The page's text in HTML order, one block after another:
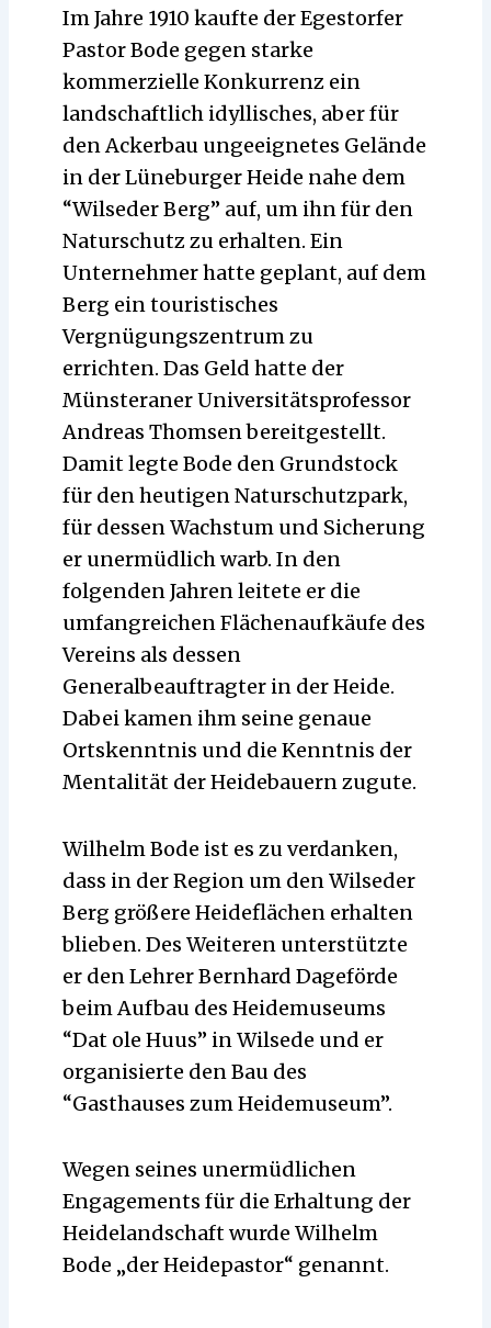
Im Jahre 1910 kaufte der Egestorfer
Pastor Bode gegen starke
kommerzielle Konkurrenz ein
landschaftlich idyllisches, aber für
den Ackerbau ungeeignetes Gelände
in der Lüneburger Heide nahe dem
“Wilseder Berg” auf, um ihn für den
Naturschutz zu erhalten. Ein
Unternehmer hatte geplant, auf dem
Berg ein touristisches
Vergnügungszentrum zu
errichten. Das Geld hatte der
Münsteraner Universitätsprofessor
Andreas Thomsen bereitgestellt.
Damit legte Bode den Grundstock
für den heutigen Naturschutzpark,
für dessen Wachstum und Sicherung
er unermüdlich warb. In den
folgenden Jahren leitete er die
umfangreichen Flächenaufkäufe des
Vereins als dessen
Generalbeauftragter in der Heide.
Dabei kamen ihm seine genaue
Ortskenntnis und die Kenntnis der
Mentalität der Heidebauern zugute.
Wilhelm Bode ist es zu verdanken,
dass in der Region um den Wilseder
Berg größere Heideflächen erhalten
blieben. Des Weiteren unterstützte
er den Lehrer Bernhard Dageförde
beim Aufbau des Heidemuseums
“Dat ole Huus” in Wilsede und er
organisierte den Bau des
“Gasthauses zum Heidemuseum”.
Wegen seines unermüdlichen
Engagements für die Erhaltung der
Heidelandschaft wurde Wilhelm
Bode „der Heidepastor“ genannt.